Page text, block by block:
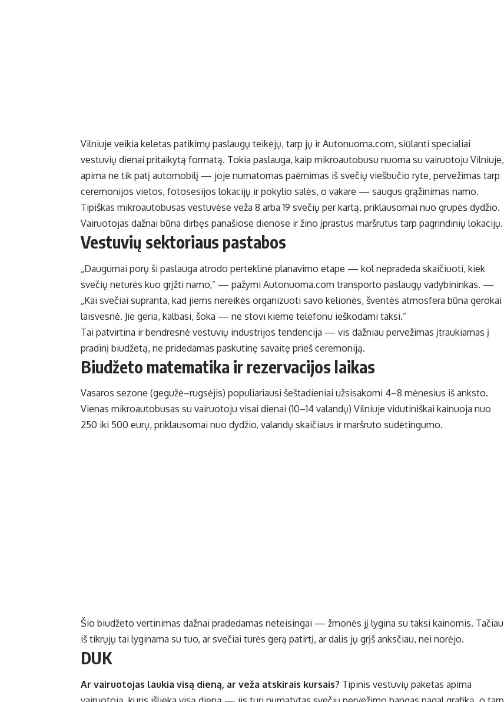
Vilniuje veikia keletas patikimų paslaugų teikėjų, tarp jų ir Autonuoma.com, siūlanti specialiai
vestuvių dienai pritaikytą formatą. Tokia paslauga, kaip mikroautobusu nuoma su vairuotoju Vilniuje,
apima ne tik patį automobilį — joje numatomas paėmimas iš svečių viešbučio ryte, pervežimas tarp
ceremonijos vietos, fotosesijos lokacijų ir pokylio salės, o vakare — saugus grąžinimas namo.
Tipiškas mikroautobusas vestuvėse veža 8 arba 19 svečių per kartą, priklausomai nuo grupės dydžio.
Vairuotojas dažnai būna dirbęs panašiose dienose ir žino įprastus maršrutus tarp pagrindinių lokacijų.
Vestuvių sektoriaus pastabos
„Daugumai porų ši paslauga atrodo perteklinė planavimo etape — kol nepradeda skaičiuoti, kiek
svečių neturės kuo grįžti namo,” — pažymi Autonuoma.com transporto paslaugų vadybininkas. —
„Kai svečiai supranta, kad jiems nereikės organizuoti savo kelionės, šventės atmosfera būna gerokai
laisvesnė. Jie geria, kalbasi, šoka — ne stovi kieme telefonu ieškodami taksi.”
Tai patvirtina ir bendresnė vestuvių industrijos tendencija — vis dažniau pervežimas įtraukiamas į
pradinį biudžetą, ne pridedamas paskutinę savaitę prieš ceremoniją.
Biudžeto matematika ir rezervacijos laikas
Vasaros sezone (gegužė–rugsėjis) populiariausi šeštadieniai užsisakomi 4–8 mėnesius iš anksto.
Vienas mikroautobusas su vairuotoju visai dienai (10–14 valandų) Vilniuje vidutiniškai kainuoja nuo
250 iki 500 eurų, priklausomai nuo dydžio, valandų skaičiaus ir maršruto sudėtingumo.
Šio biudžeto vertinimas dažnai pradedamas neteisingai — žmonės jį lygina su taksi kainomis. Tačiau
iš tikrųjų tai lyginama su tuo, ar svečiai turės gerą patirtį, ar dalis jų grįš anksčiau, nei norėjo.
DUK
Ar vairuotojas laukia visą dieną, ar veža atskirais kursais? Tipinis vestuvių paketas apima